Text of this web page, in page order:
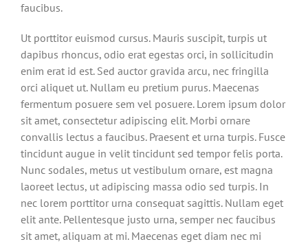
faucibus.
Ut porttitor euismod cursus. Mauris suscipit, turpis ut
dapibus rhoncus, odio erat egestas orci, in sollicitudin
enim erat id est. Sed auctor gravida arcu, nec fringilla
orci aliquet ut. Nullam eu pretium purus. Maecenas
fermentum posuere sem vel posuere. Lorem ipsum dolor
sit amet, consectetur adipiscing elit. Morbi ornare
convallis lectus a faucibus. Praesent et urna turpis. Fusce
tincidunt augue in velit tincidunt sed tempor felis porta.
Nunc sodales, metus ut vestibulum ornare, est magna
laoreet lectus, ut adipiscing massa odio sed turpis. In
nec lorem porttitor urna consequat sagittis. Nullam eget
elit ante. Pellentesque justo urna, semper nec faucibus
sit amet, aliquam at mi. Maecenas eget diam nec mi